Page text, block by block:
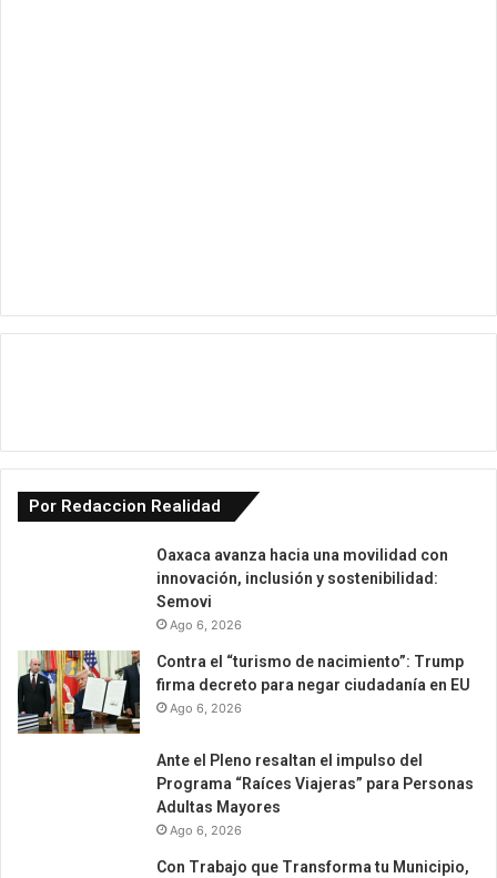
Por Redaccion Realidad
Oaxaca avanza hacia una movilidad con
innovación, inclusión y sostenibilidad:
Semovi
Ago 6, 2026
Contra el “turismo de nacimiento”: Trump
firma decreto para negar ciudadanía en EU
Ago 6, 2026
Ante el Pleno resaltan el impulso del
Programa “Raíces Viajeras” para Personas
Adultas Mayores
Ago 6, 2026
Con Trabajo que Transforma tu Municipio,